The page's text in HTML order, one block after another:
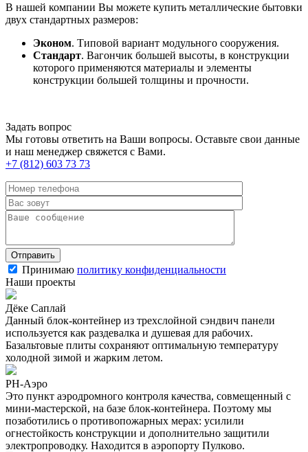
В нашей компании Вы можете купить металлические бытовки
двух стандартных размеров:
Эконом. Типовой вариант модульного сооружения.
Стандарт. Вагончик большей высоты, в конструкции
которого применяются материалы и элементы
конструкции большей толщины и прочности.
Задать вопрос
Мы готовы ответить на Ваши вопросы. Оставьте свои данные
и наш менеджер свяжется с Вами.
+7 (812) 603 73 73
Принимаю политику конфиденциальности
Наши проекты
Дёке Саплай
Данный блок-контейнер из трехслойной сэндвич панели
используется как раздевалка и душевая для рабочих.
Базальтовые плиты сохраняют оптимальную температуру
холодной зимой и жарким летом.
РН-Аэро
Это пункт аэродромного контроля качества, совмещенный с
мини-мастерской, на базе блок-контейнера. Поэтому мы
позаботились о противопожарных мерах: усилили
огнестойкость конструкции и дополнительно защитили
электропроводку. Находится в аэропорту Пулково.